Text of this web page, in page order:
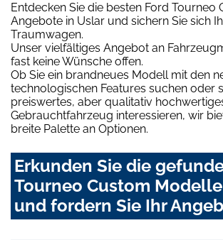
Entdecken Sie die besten Ford Tourneo
Angebote in Uslar und sichern Sie sich
Traumwagen.
Unser vielfältiges Angebot an
fast keine Wünsche offen.
Ob Sie ein brandneues Modell mit den
technologischen Features suchen oder
preiswertes, aber qualitativ
Gebrauchtfahrzeug interessieren, wir
breite Palette an Optionen.
Erkunden Sie die
Tourneo Custom
und fordern Sie Ihr